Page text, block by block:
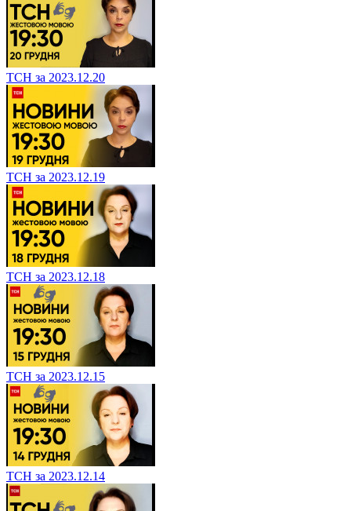
ТСН за 2023.12.20
ТСН за 2023.12.19
ТСН за 2023.12.18
ТСН за 2023.12.15
ТСН за 2023.12.14